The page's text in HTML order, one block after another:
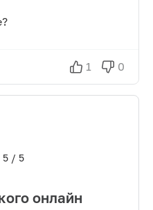
1 0
5/ 5
онлайн